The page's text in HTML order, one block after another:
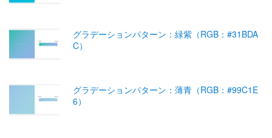
グラデーションパターン：緑紫（RGB：#31BDA
C）
グラデーションパターン：薄青（RGB：#99C1E
6）